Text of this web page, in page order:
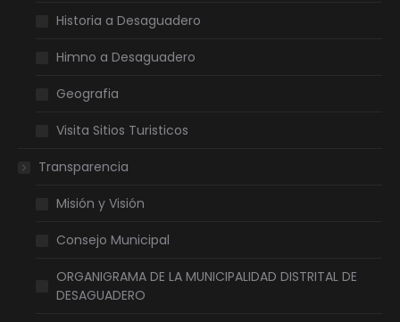
Historia a Desaguadero
Himno a Desaguadero
Geografia
Visita Sitios Turisticos
Transparencia
Misión y Visión
Consejo Municipal
ORGANIGRAMA DE LA MUNICIPALIDAD DISTRITAL DE
DESAGUADERO